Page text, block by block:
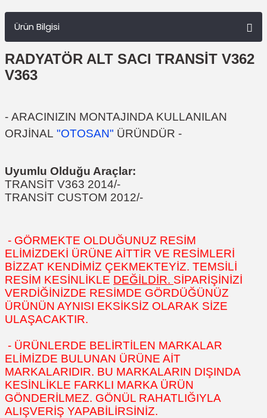
Ürün Bilgisi
RADYATÖR ALT SACI TRANSİT V362
V363
- ARACINIZIN MONTAJINDA KULLANILAN
ORJİNAL "OTOSAN" ÜRÜNDÜR -
Uyumlu Olduğu Araçlar:
TRANSİT V363 2014/-
TRANSİT CUSTOM 2012/-
- GÖRMEKTE OLDUĞUNUZ RESİM
ELİMİZDEKİ ÜRÜNE AİTTİR VE RESİMLERİ
BİZZAT KENDİMİZ ÇEKMEKTEYİZ. TEMSİLİ
RESİM KESİNLİKLE DEĞİLDİR. SİPARİŞİNİZİ
VERDİĞİNİZDE RESİMDE GÖRDÜĞÜNÜZ
ÜRÜNÜN AYNISI EKSİKSİZ OLARAK SİZE
ULAŞACAKTIR.
- ÜRÜNLERDE BELİRTİLEN MARKALAR
ELİMİZDE BULUNAN ÜRÜNE AİT
MARKALARIDIR. BU MARKALARIN DIŞINDA
KESİNLİKLE FARKLI MARKA ÜRÜN
GÖNDERİLMEZ. GÖNÜL RAHATLIĞIYLA
ALIŞVERİŞ YAPABİLİRSİNİZ.